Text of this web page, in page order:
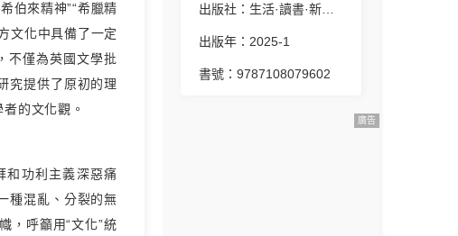
伯來精神”“希臘精
文化中具備了一定
不僅為英國文學批
究提供了原初的理
的文化觀。
和功利主義深惡痛
種混亂、分裂的無
，呼籲用“文化”統
出版社：生活·讀書·新知三聯書店
出版年：2025-1
書號：9787108079602
廣告